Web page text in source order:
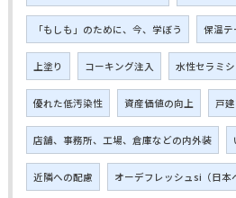
「もしも」のために、今、学ぼう 保温テ
上塗り コーキング注入 水性セラミ
優れた低汚染性 資産価値の向上 戸
店舗、事務所、工場、倉庫などの内外装
近隣への配慮 オーデフレッシュsi（日本